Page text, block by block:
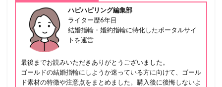
ハピハピリング編集部
ライター歴6年目
結婚指輪・婚約指輪に特化したポータルサイ
トを運営
最後までお読みいただきありがとうございました。
ゴールドの結婚指輪にしようか迷っている方に向けて、ゴール
ド素材の特徴や注意点をまとめました。購入後に後悔しないよ